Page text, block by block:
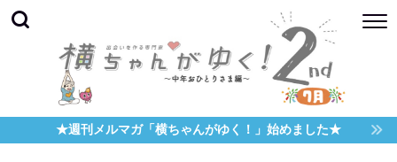
★週刊メルマガ「横ちゃんがゆく！」始めました★